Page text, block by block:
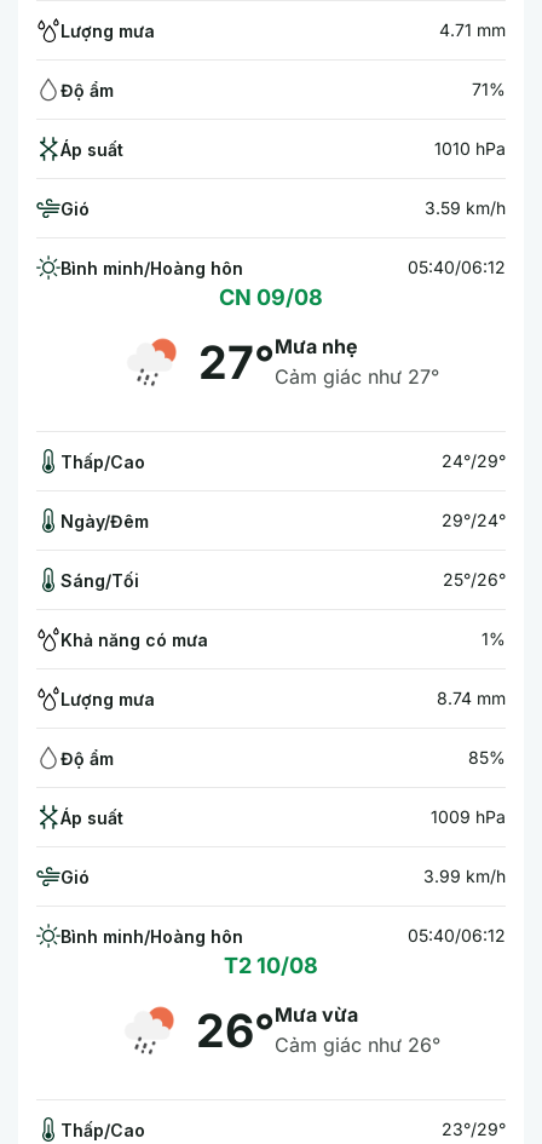
Lượng mưa 4.71 mm
Độ ẩm 71%
Áp suất 1010 hPa
Gió 3.59 km/h
Bình minh/Hoàng hôn 05:40/06:12
CN 09/08
27°Mưa nhẹ
Cảm giác như 27°
Thấp/Cao 24°/29°
Ngày/Đêm 29°/24°
Sáng/Tối 25°/26°
Khả năng có mưa 1%
Lượng mưa 8.74 mm
Độ ẩm 85%
Áp suất 1009 hPa
Gió 3.99 km/h
Bình minh/Hoàng hôn 05:40/06:12
T2 10/08
26°Mưa vừa
Cảm giác như 26°
Thấp/Cao 23°/29°